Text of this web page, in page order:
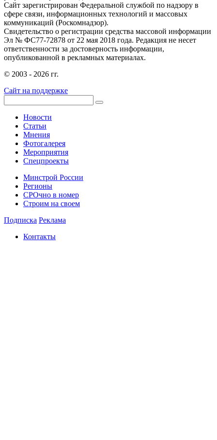
Сайт зарегистрирован Федеральной службой по надзору в
сфере связи, информационных технологий и массовых
коммуникаций (Роскомнадзор).
Свидетельство о регистрации средства массовой информации
Эл № ФС77-72878 от 22 мая 2018 года. Редакция не несет
ответственности за достоверность информации,
опубликованной в рекламных материалах.
© 2003 - 2026 гг.
Сайт на поддержке
Новости
Статьи
Мнения
Фотогалерея
Мероприятия
Спецпроекты
Минстрой России
Регионы
СРОчно в номер
Строим на своем
Подписка Реклама
Контакты